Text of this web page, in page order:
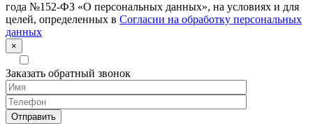
года №152-ФЗ «О персональных данных», на условиях и для
целей, определенных в Согласии на обработку персональных
данных
×
Заказать обратный звонок